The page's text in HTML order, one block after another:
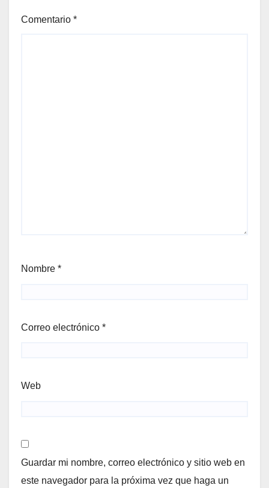
Comentario *
Nombre *
Correo electrónico *
Web
Guardar mi nombre, correo electrónico y sitio web en
este navegador para la próxima vez que haga un